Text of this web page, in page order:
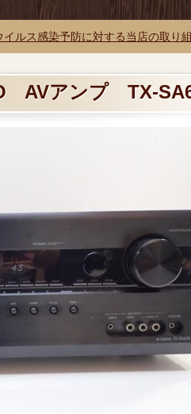
イルス感染予防に対する当店の取り
AVアンプ TX-